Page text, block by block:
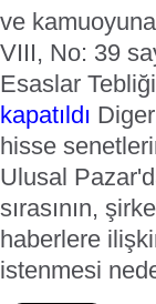
ve
VIII, No: 39
Esaslar
kapatıldı
hisse
Ulusal
sırasının,
haberlere
istenmesi